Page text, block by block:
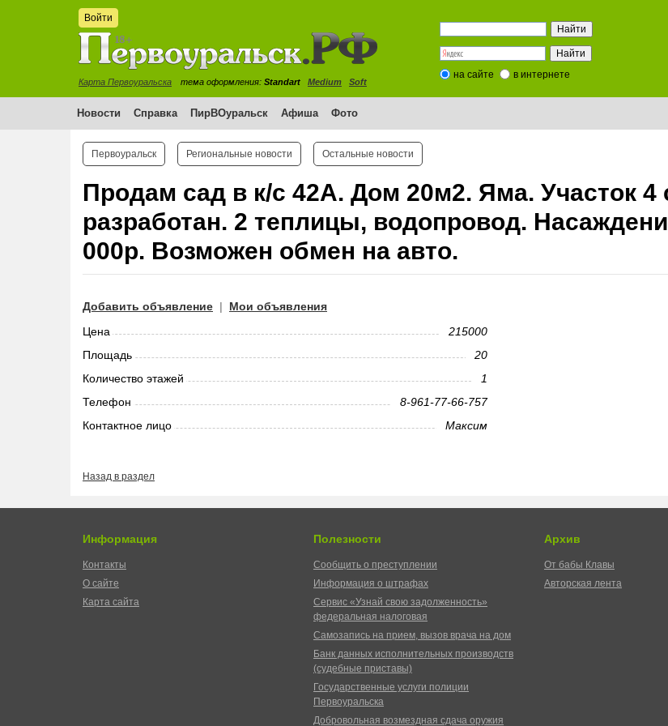
Войти
Карта Первоуральска тема оформления: Standart Medium Soft
на сайте в интернете
Новости Справка ПирВОуральск Афиша Фото
Первоуральск Региональные новости Остальные новости
Продам сад в к/с 42А. Дом 20м2. Яма. Участок 4
разработан. 2 теплицы, водопровод.
000р. Возможен обмен на авто.
Добавить объявление
Мои объявления
Цена
215000
Площадь
20
Количество этажей
1
Телефон
8-961-77-66-757
Контактное лицо
Максим
Назад в раздел
Информация
Контакты
О сайте
Карта сайта
Полезности
Сообщить о преступлении
Информация о штрафах
Сервис «Узнай свою задолженность»
федеральная налоговая
Самозапись на прием, вызов врача на дом
Банк данных исполнительных производств
(судебные приставы)
Государственные услуги полиции
Первоуральска
Добровольная возмездная сдача оружия
Архив
От бабы Клавы
Авторская лента